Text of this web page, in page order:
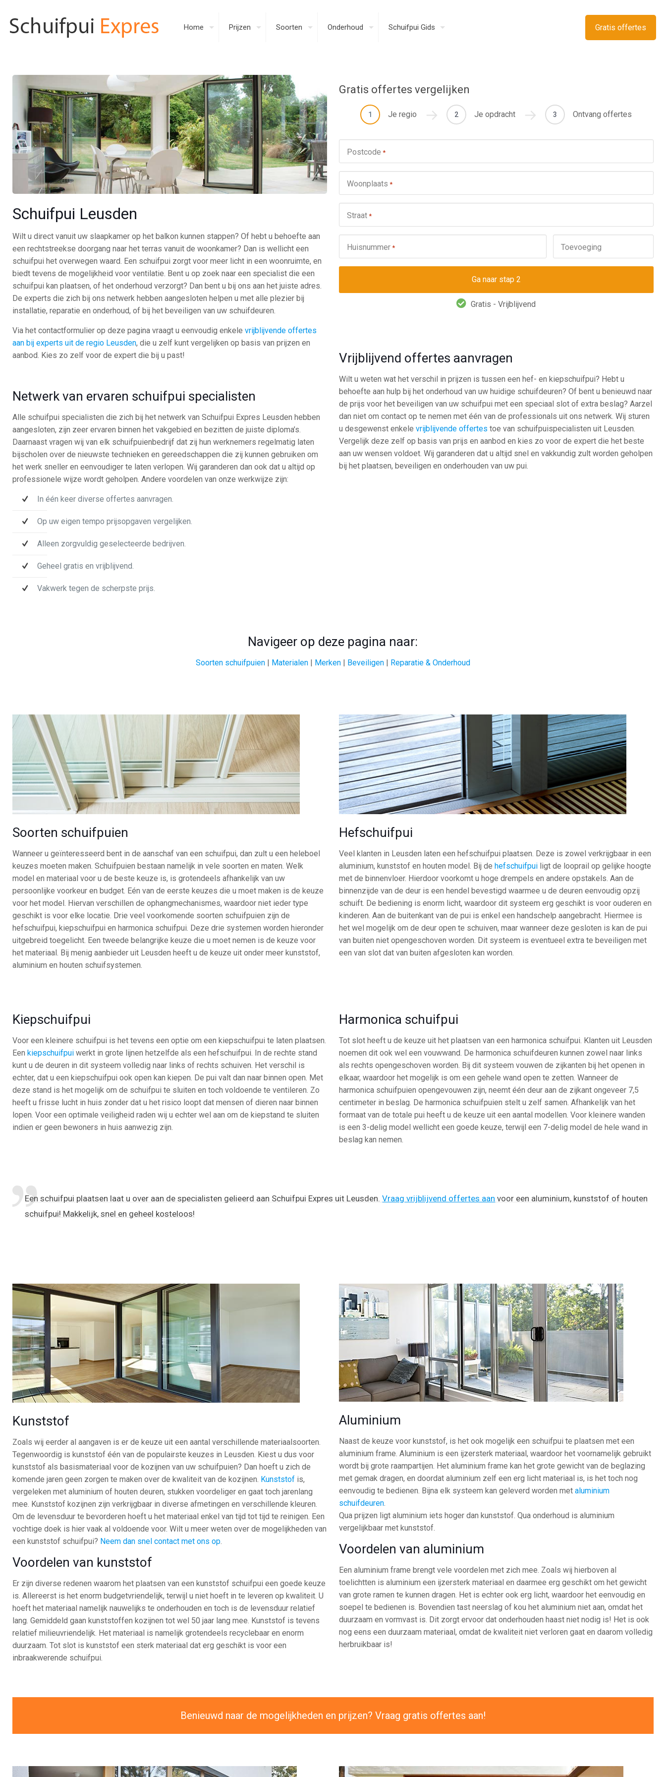
Home Prijzen Soorten Onderhoud Schuifpui Gids Gratis offertes
Schuifpui Leusden
Wilt u direct vanuit uw slaapkamer op het balkon kunnen stappen? Of hebt u behoefte aan
een rechtstreekse doorgang naar het terras vanuit de woonkamer? Dan is wellicht een
schuifpui het overwegen waard. Een schuifpui zorgt voor meer licht in een woonruimte, en
biedt tevens de mogelijkheid voor ventilatie. Bent u op zoek naar een specialist die een
schuifpui kan plaatsen, of het onderhoud verzorgt? Dan bent u bij ons aan het juiste adres.
De experts die zich bij ons netwerk hebben aangesloten helpen u met alle plezier bij
installatie, reparatie en onderhoud, of bij het beveiligen van uw schuifdeuren.
Via het contactformulier op deze pagina vraagt u eenvoudig enkelevrijblijvende offertes
aan bij experts uit de regio Leusden, die u zelf kunt vergelijken op basis van prijzen en
aanbod. Kies zo zelf voor de expert die bij u past!
Netwerk van ervaren schuifpui specialisten
Alle schuifpui specialisten die zich bij het netwerk van Schuifpui Expres Leusden hebben
aangesloten, zijn zeer ervaren binnen het vakgebied en bezitten de juiste diploma’s.
Daarnaast vragen wij van elk schuifpuienbedrijf dat zij hun werknemers regelmatig laten
bijscholen over de nieuwste technieken en gereedschappen die zij kunnen gebruiken om
het werk sneller en eenvoudiger te laten verlopen. Wij garanderen dan ook dat u altijd op
professionele wijze wordt geholpen. Andere voordelen van onze werkwijze zijn:
In één keer diverse offertes aanvragen.
Op uw eigen tempo prijsopgaven vergelijken.
Alleen zorgvuldig geselecteerde bedrijven.
Geheel gratis en vrijblijvend.
Vakwerk tegen de scherpste prijs.
Gratis offertes vergelijken
1 Je regio 2 Je opdracht 3 Ontvang offertes
Postcode *
Woonplaats *
Straat *
Huisnummer * Toevoeging
Gratis - Vrijblijvend
Vrijblijvend offertes aanvragen
Wilt u weten wat het verschil in prijzen is tussen een hef- en kiepschuifpui? Hebt u
behoefte aan hulp bij het onderhoud van uw huidige schuifdeuren? Of bent u benieuwd naar
de prijs voor het beveiligen van uw schuifpui met een speciaal slot of extra beslag? Aarzel
dan niet om contact op te nemen met één van de professionals uit ons netwerk. Wij sturen
u desgewenst enkele vrijblijvende offertes toe van schuifpuispecialisten uit Leusden.
Vergelijk deze zelf op basis van prijs en aanbod en kies zo voor de expert die het beste
aan uw wensen voldoet. Wij garanderen dat u altijd snel en vakkundig zult worden geholpen
bij het plaatsen, beveiligen en onderhouden van uw pui.
Navigeer op deze pagina naar:
Soorten schuifpuien| Materialen| Merken| Beveiligen| Reparatie & Onderhoud
Soorten schuifpuien
Wanneer u geïnteresseerd bent in de aanschaf van een schuifpui, dan zult u een heleboel
keuzes moeten maken. Schuifpuien bestaan namelijk in vele soorten en maten. Welk
model en materiaal voor u de beste keuze is, is grotendeels afhankelijk van uw
persoonlijke voorkeur en budget. Eén van de eerste keuzes die u moet maken is de keuze
voor het model. Hiervan verschillen de ophangmechanismes, waardoor niet ieder type
geschikt is voor elke locatie. Drie veel voorkomende soorten schuifpuien zijn de
hefschuifpui, kiepschuifpui en harmonica schuifpui. Deze drie systemen worden hieronder
uitgebreid toegelicht. Een tweede belangrijke keuze die u moet nemen is de keuze voor
het materiaal. Bij menig aanbieder uit Leusden heeft u de keuze uit onder meer kunststof,
aluminium en houten schuifsystemen.
Hefschuifpui
Veel klanten in Leusden laten een hefschuifpui plaatsen. Deze is zowel verkrijgbaar in een
aluminium, kunststof en houten model. Bij de hefschuifpuiligt de looprail op gelijke hoogte
met de binnenvloer. Hierdoor voorkomt u hoge drempels en andere opstakels. Aan de
binnenzijde van de deur is een hendel bevestigd waarmee u de deuren eenvoudig opzij
schuift. De bediening is enorm licht, waardoor dit systeem erg geschikt is voor ouderen en
kinderen. Aan de buitenkant van de pui is enkel een handschelp aangebracht. Hiermee is
het wel mogelijk om de deur open te schuiven, maar wanneer deze gesloten is kan de pui
van buiten niet opengeschoven worden. Dit systeem is eventueel extra te beveiligen met
een van slot dat van buiten afgesloten kan worden.
Kiepschuifpui
Voor een kleinere schuifpui is het tevens een optie om een kiepschuifpui te laten plaatsen.
Eenkiepschuifpui werkt in grote lijnen hetzelfde als een hefschuifpui. In de rechte stand
kunt u de deuren in dit systeem volledig naar links of rechts schuiven. Het verschil is
echter, dat u een kiepschuifpui ook open kan kiepen. De pui valt dan naar binnen open. Met
deze stand is het mogelijk om de schuifpui te sluiten en toch voldoende te ventileren. Zo
heeft u frisse lucht in huis zonder dat u het risico loopt dat mensen of dieren naar binnen
lopen. Voor een optimale veiligheid raden wij u echter wel aan om de kiepstand te sluiten
indien er geen bewoners in huis aanwezig zijn.
Harmonica schuifpui
Tot slot heeft u de keuze uit het plaatsen van een harmonica schuifpui. Klanten uit Leusden
noemen dit ook wel een vouwwand. De harmonica schuifdeuren kunnen zowel naar links
als rechts opengeschoven worden. Bij dit systeem vouwen de zijkanten bij het openen in
elkaar, waardoor het mogelijk is om een gehele wand open te zetten. Wanneer de
harmonica schuifpuien opengevouwen zijn, neemt één deur aan de zijkant ongeveer 7,5
centimeter in beslag. De harmonica schuifpuien stelt u zelf samen. Afhankelijk van het
formaat van de totale pui heeft u de keuze uit een aantal modellen. Voor kleinere wanden
is een 3-delig model wellicht een goede keuze, terwijl een 7-delig model de hele wand in
beslag kan nemen.
Een schuifpui plaatsen laat u over aan de specialisten gelieerd aan Schuifpui Expres uit Leusden.Vraag vrijblijvend offertes aan voor een aluminium, kunststof of houten
schuifpui! Makkelijk, snel en geheel kosteloos!
Kunststof
Zoals wij eerder al aangaven is er de keuze uit een aantal verschillende materiaalsoorten.
Tegenwoordig is kunststof één van de populairste keuzes in Leusden. Kiest u dus voor
kunststof als basismateriaal voor de kozijnen van uw schuifpuien? Dan hoeft u zich de
komende jaren geen zorgen te maken over de kwaliteit van de kozijnen. Kunststof is,
vergeleken met aluminium of houten deuren, stukken voordeliger en gaat toch jarenlang
mee. Kunststof kozijnen zijn verkrijgbaar in diverse afmetingen en verschillende kleuren.
Om de levensduur te bevorderen hoeft u het materiaal enkel van tijd tot tijd te reinigen. Een
vochtige doek is hier vaak al voldoende voor. Wilt u meer weten over de mogelijkheden van
een kunststof schuifpui? Neem dan snel contact met ons op
Voordelen van kunststof
Er zijn diverse redenen waarom het plaatsen van een kunststof schuifpui een goede keuze
is. Allereerst is het enorm budgetvriendelijk, terwijl u niet hoeft in te leveren op kwaliteit. U
hoeft het materiaal namelijk nauwelijks te onderhouden en toch is de levensduur relatief
lang. Gemiddeld gaan kunststoffen kozijnen tot wel 50 jaar lang mee. Kunststof is tevens
relatief milieuvriendelijk. Het materiaal is namelijk grotendeels recyclebaar en enorm
duurzaam. Tot slot is kunststof een sterk materiaal dat erg geschikt is voor een
inbraakwerende schuifpui.
Aluminium
Naast de keuze voor kunststof, is het ook mogelijk een schuifpui te plaatsen met een
aluminium frame. Aluminium is een ijzersterk materiaal, waardoor het voornamelijk gebruikt
wordt bij grote raampartijen. Het aluminium frame kan het grote gewicht van de beglazing
met gemak dragen, en doordat aluminium zelf een erg licht materiaal is, is het toch nog
eenvoudig te bedienen. Bijna elk systeem kan geleverd worden met aluminium
schuifdeuren.
Qua prijzen ligt aluminium iets hoger dan kunststof. Qua onderhoud is aluminium
vergelijkbaar met kunststof.
Voordelen van aluminium
Een aluminium frame brengt vele voordelen met zich mee. Zoals wij hierboven al
toelichtten is aluminium een ijzersterk materiaal en daarmee erg geschikt om het gewicht
van grote ramen te kunnen dragen. Het is echter ook erg licht, waardoor het eenvoudig en
soepel te bedienen is. Bovendien tast neerslag of kou het aluminium niet aan, omdat het
duurzaam en vormvast is. Dit zorgt ervoor dat onderhouden haast niet nodig is! Het is ook
nog eens een duurzaam materiaal, omdat de kwaliteit niet verloren gaat en daarom volledig
herbruikbaar is!
Benieuwd naar de mogelijkheden en prijzen? Vraag gratis offertes aan!